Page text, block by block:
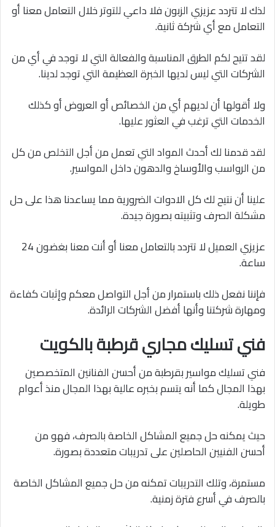
لذك لا تتردد عزيزي الزبون فلا داعي للتوتر خلال التعامل معنا أو
التعامل مع أي شركة ثانية.
لقد تتيح لكم الطرق المناسبة والفعالة التي لا توجد في أي من
الشركات التي ليس لديها الخبرة العظيمة التي توجد لدينا.
ولا أقولها أن لديهم أي من الخصائص أو العروض أو كذلك
الخدمات التي ترغب في العثور عليها.
لقد قدمنا ​​لك أحدث المواد التي تعمل من أجل التخلص من كل
من الرواسب والأوساخ والدهون داخل المواسير.
علينا أن نتيح لك كل الادوات الضرورية مما يساعدنا هذا على حل
مشكلة الصرف وتثبيته بصورة جيدة.
عزيزي العميل لا تتردد بالتعامل معنا أو أنت معنا بغضون 24
ساعة.
فإننا نفعل ذلك باستمرار من أجل التواصل معكم وإثبات كفاءة
ومهارة شركتنا وأنها أفضل الشركات الرائدة.
فني تسليك مجاري قرطبة بالكويت
فني تسليك مواسير بقرطبة من أحسن الفنانين المتخصصين
بهذا المجال كما أنه يتسم بخبره عالية بهذا المجال منذ أعوام
طويلة.
حيث يمكنه حل جميع المشاكل الخاصة بالصرف، فهو من
أحسن الفنيين الحاصلين على تدريبات متعددة بصورة.
مستمرة، وتلك التدريبات تمكنه من حل جميع المشاكل الخاصة
بالصرف في أسرع فترة زمنية.